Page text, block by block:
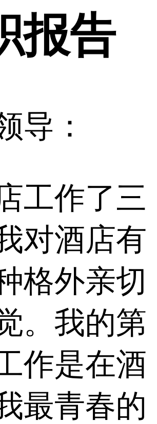
报告
导：
工作了三
对酒店有
格外亲切
。我的第
作是在酒
最青春的